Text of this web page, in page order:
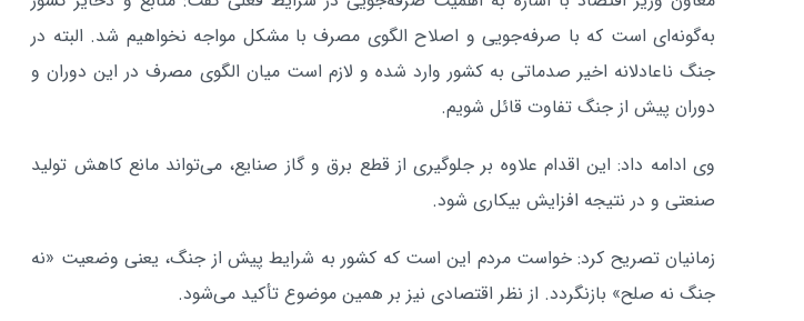
به‌گونه‌ای است که با صرفه‌جویی و اصلاح الگوی مصرف با مشکل مواجه نخواهیم شد. البته در
جنگ ناعادلانه اخیر صدماتی به کشور وارد شده و لازم است میان الگوی مصرف در این دوران و
دوران پیش از جنگ تفاوت قائل شویم.
وی ادامه داد: این اقدام علاوه بر جلوگیری از قطع برق و گاز صنایع، می‌تواند مانع کاهش تولید
صنعتی و در نتیجه افزایش بیکاری شود.
زمانیان تصریح کرد: خواست مردم این است که کشور به شرایط پیش از جنگ، یعنی وضعیت «نه
جنگ نه صلح» بازنگردد. از نظر اقتصادی نیز بر همین موضوع تأکید می‌شود.